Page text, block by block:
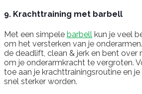
9. Krachttraining met barbell
Met een simpele barbell kun je veel
om het versterken van je
de deadlift, clean & jerk en bent over
om je onderarmkracht te vergroten.
toe aan je krachttrainingsroutine en
snel sterker worden.